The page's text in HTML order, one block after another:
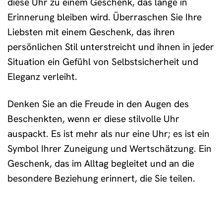
Erinnerung bleiben wird. Überraschen Sie Ihre
Liebsten mit einem Geschenk, das ihren
persönlichen Stil unterstreicht und ihnen in jeder
Situation ein Gefühl von Selbstsicherheit und
Eleganz verleiht.
Denken Sie an die Freude in den Augen des
Beschenkten, wenn er diese stilvolle Uhr
auspackt. Es ist mehr als nur eine Uhr; es ist ein
Symbol Ihrer Zuneigung und Wertschätzung. Ein
Geschenk, das im Alltag begleitet und an die
besondere Beziehung erinnert, die Sie teilen.